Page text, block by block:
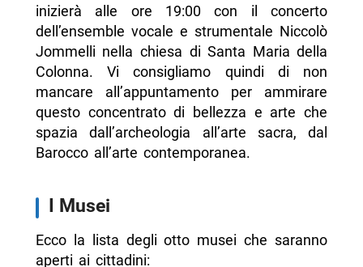
inizierà alle ore 19:00 con il concerto
dell’ensemble vocale e strumentale Niccolò
Jommelli nella chiesa di Santa Maria della
Colonna. Vi consigliamo quindi di non
mancare all’appuntamento per ammirare
questo concentrato di bellezza e arte che
spazia dall’archeologia all’arte sacra, dal
Barocco all’arte contemporanea.
I Musei
Ecco la lista degli otto musei che saranno
aperti ai cittadini: